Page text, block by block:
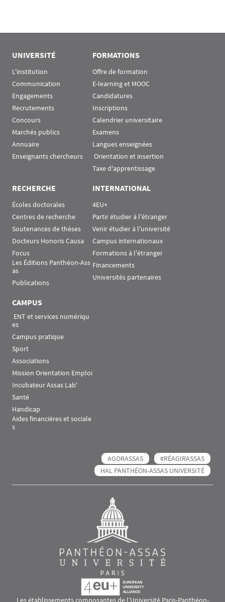
UNIVERSITÉ
L'institution
Communication
Engagements
Recrutements
Concours
Marchés publics
Annuaire
Enseignants chercheurs
FORMATIONS
Offre de formation
E-learning et MOOC
Candidatures
Inscriptions
Calendrier universitaire
Examens
Langues enseignées
Orientation et insertion
Taxe d'apprentissage
RECHERCHE
Écoles doctorales
Centres de recherche
Soutenances de thèses
Docteurs Honoris Causa
Focus
Les Éditions Panthéon-Ass
as
Publications
INTERNATIONAL
4EU+
Partir étudier à l'étranger
Venir étudier à l'université
Campus internationaux
Formations à l'étranger
Financements
Universités partenaires
CAMPUS
es
Campus pratique
Sport
Associations
Mission Orientation Emploi
Incubateur Assas Lab'
Santé
Handicap
Aides financières et sociale
s
AGORASSAS
#RÉAGIRASSAS
HAL PANTHÉON-ASSAS UNIVERSITÉ
Les établissements composantes de l’Université Paris-Panthéon-